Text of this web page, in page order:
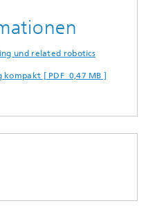
und related robotics
kompakt [ PDF 0,47 MB ]